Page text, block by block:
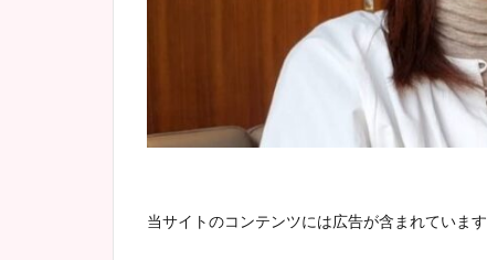
当サイトのコンテンツには広告が含まれています